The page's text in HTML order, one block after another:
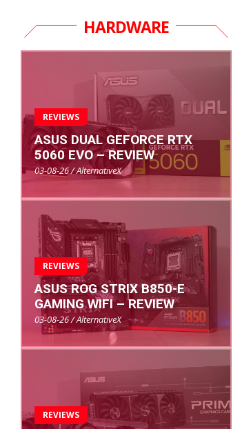
HARDWARE
REVIEWS
ASUS DUAL GEFORCE RTX
5060 EVO – REVIEW
03-08-26 / AlternativeX
REVIEWS
ASUS ROG STRIX B850-E
GAMING WIFI – REVIEW
03-08-26 / AlternativeX
REVIEWS